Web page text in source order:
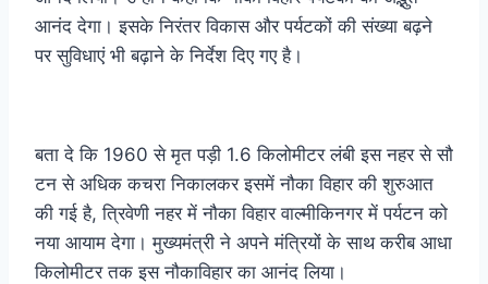
आनंद देगा। इसके निरंतर विकास और पर्यटकों की संख्या बढ़ने
पर सुविधाएं भी बढ़ाने के निर्देश दिए गए है।
बता दे कि 1960 से मृत पड़ी 1.6 किलोमीटर लंबी इस नहर से सौ
टन से अधिक कचरा निकालकर इसमें नौका विहार की शुरुआत
की गई है, त्रिवेणी नहर में नौका विहार वाल्मीकिनगर में पर्यटन को
नया आयाम देगा। मुख्यमंत्री ने अपने मंत्रियों के साथ करीब आधा
किलोमीटर तक इस नौकाविहार का आनंद लिया।